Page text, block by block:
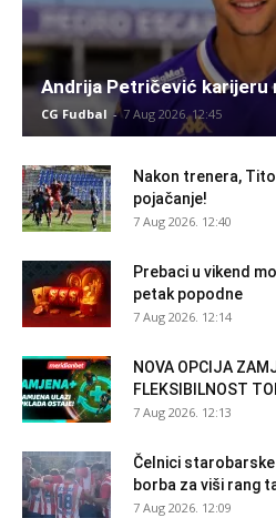
Andrija Petričević karijeru
CG Fudbal - 7 Aug 2026. 12:45
Nakon trenera,
pojačanje!
7 Aug 2026. 12:40
Prebaci u vikend
petak popodne
7 Aug 2026. 12:14
NOVA OPCIJA
FLEKSIBILNOST
7 Aug 2026. 12:13
Čelnici
borba za viši rang
7 Aug 2026. 12:09